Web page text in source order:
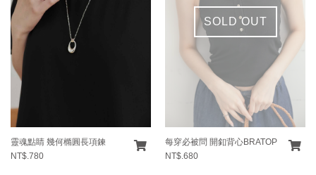
靈魂點睛 幾何橢圓長項鍊
NT$.780
SOLD OUT
每穿必被問 開釦背心BRATOP
NT$.680